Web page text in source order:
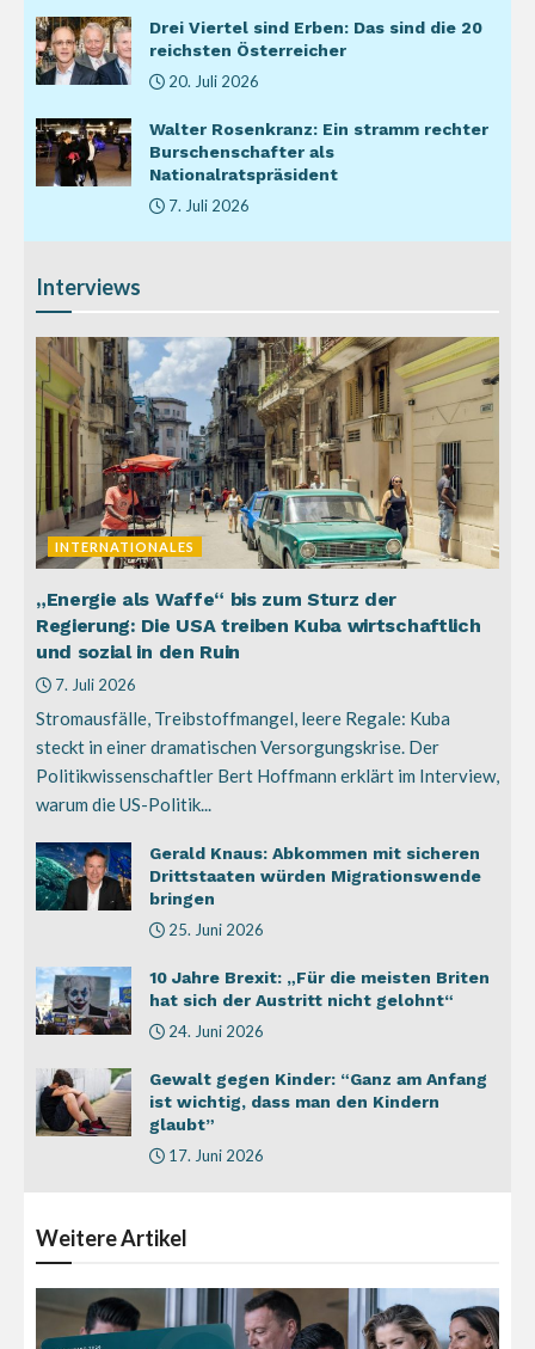
Drei Viertel sind Erben: Das sind die 20
reichsten Österreicher
20. Juli 2026
Walter Rosenkranz: Ein stramm rechter
Burschenschafter als
Nationalratspräsident
7. Juli 2026
Interviews
INTERNATIONALES
„Energie als Waffe“ bis zum Sturz der
Regierung: Die USA treiben Kuba wirtschaftlich
und sozial in den Ruin
7. Juli 2026
Stromausfälle, Treibstoffmangel, leere Regale: Kuba
steckt in einer dramatischen Versorgungskrise. Der
Politikwissenschaftler Bert Hoffmann erklärt im Interview,
warum die US-Politik...
Gerald Knaus: Abkommen mit sicheren
Drittstaaten würden Migrationswende
bringen
25. Juni 2026
10 Jahre Brexit: „Für die meisten Briten
hat sich der Austritt nicht gelohnt“
24. Juni 2026
Gewalt gegen Kinder: “Ganz am Anfang
ist wichtig, dass man den Kindern
glaubt”
17. Juni 2026
WeitereArtikel